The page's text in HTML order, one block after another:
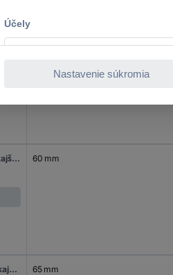
TOOLCRAFT 1063160 šesťhranná skrutka M5 55 mm vonkajší šesťhran DIN 931 nerezová ocel A2 100 ks 55 mm
TOOLCRAFT 1063161 šesťhranná skrutka M5 60 mm vonkajší šesťhran DIN 931 nerezová ocel A2 100 ks 60 mm
TOOLCRAFT 1063162 šesťhranná skrutka M5 65 mm vonkajší šesťhran DIN 931 nerezová ocel A2 200 ks 65 mm